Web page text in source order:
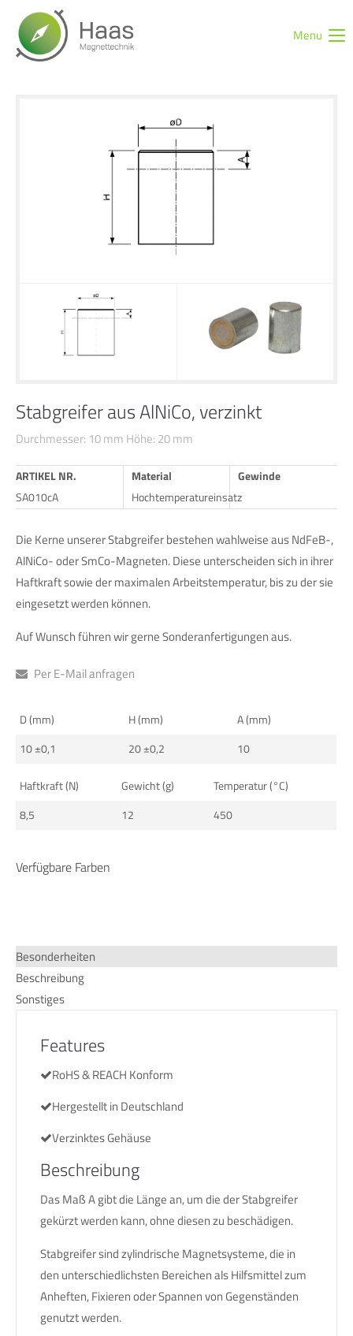
Login
Anmelden
Support
Lorem ipsum dolor sit amet:
24h/ 365days
We offer support for our customers
Mon - Fri 8:00am - 5:00pm(GMT +1)
Get in touch
Cybersteel Inc.
376-293 City Road, Suite 600
San Francisco, CA 94102
Have any questions?
+44 1234 567 890
info@yourdomain.com
About us
Lorem ipsum dolor sit amet, consectetuer adipiscing elit.
Aenean commodo ligula eget dolor. Aenean massa. Cum
Menu
Stabgreifer aus AlNiCo, verzinkt
Durchmesser: 10 mm Höhe: 20 mm
ARTIKEL NR.
SA010cA
Material
Hochtemperatureinsatz
Gewinde
Die Kerne unserer Stabgreifer bestehen wahlweise aus NdFeB-,
AlNiCo- oder SmCo-Magneten. Diese unterscheiden sich in ihrer
Haftkraft sowie der maximalen Arbeitstemperatur, bis zu der sie
eingesetzt werden können.
Auf Wunsch führen wir gerne Sonderanfertigungen aus.
Per E-Mail anfragen
D (mm) H (mm)
A (mm)
10 ±0,1
20 ±0,2 10
Haftkraft (N) Gewicht (g)
Temperatur (°C)
8,5
12 450
Verfügbare Farben
Besonderheiten
Beschreibung
Sonstiges
Features
RoHS & REACH Konform
Hergestellt in Deutschland
Verzinktes Gehäuse
Beschreibung
Das Maß A gibt die Länge an, um die der Stabgreifer
gekürzt werden kann, ohne diesen zu beschädigen.
Stabgreifer sind zylindrische Magnetsysteme, die in
den unterschiedlichsten Bereichen als Hilfsmittel zum
Anheften, Fixieren oder Spannen von Gegenständen
genutzt werden.